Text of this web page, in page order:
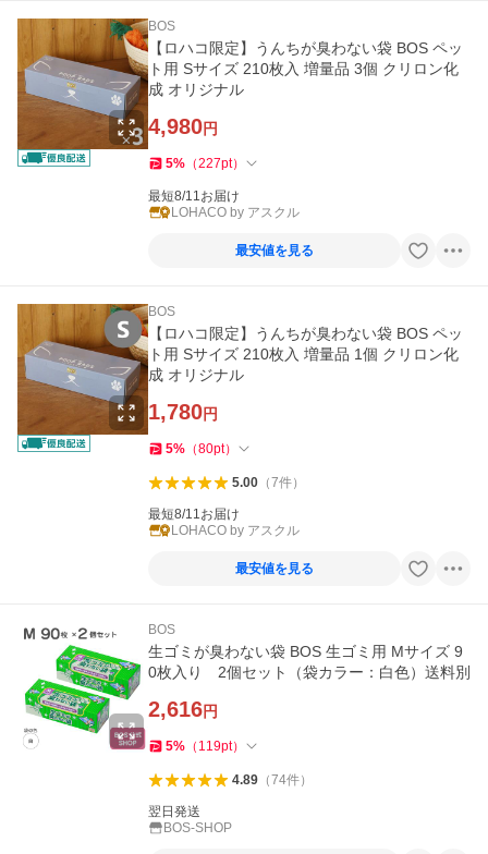
BOS
【ロハコ限定】うんちが臭わない袋 BOS ペッ
ト用 Sサイズ 210枚入 増量品 3個 クリロン化
成 オリジナル
4,980円
5% （227pt）
最短8/11お届け
LOHACO by アスクル
最安値を見る
BOS
【ロハコ限定】うんちが臭わない袋 BOS ペッ
ト用 Sサイズ 210枚入 増量品 1個 クリロン化
成 オリジナル
1,780円
5% （80pt）
5.00（7件）
最短8/11お届け
LOHACO by アスクル
最安値を見る
BOS
生ゴミが臭わない袋 BOS 生ゴミ用 Mサイズ 9
0枚入り 2個セット（袋カラー：白色）送料別
2,616円
5% （ 119pt）
4.89（74件）
翌日発送
BOS-SHOP